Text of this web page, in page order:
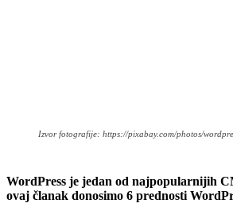
Izvor fotografije: https://pixabay.com/photos/
WordPress je jedan od najpopularnijih
ovaj članak donosimo 6 prednosti